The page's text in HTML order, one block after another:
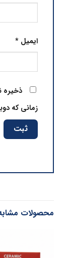
ایمیل*
ذخیره
زمانی که
محصولات مشابه